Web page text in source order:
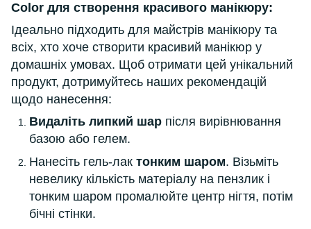
Color для створення красивого манікюру:
Ідеально підходить для майстрів манікюру та
всіх, хто хоче створити красивий манікюр у
домашніх умовах. Щоб отримати цей унікальний
продукт, дотримуйтесь наших рекомендацій
щодо нанесення:
Видаліть липкий шар після вирівнювання
базою або гелем.
Нанесіть гель-лак тонким шаром. Візьміть
невелику кількість матеріалу на пензлик і
тонким шаром промалюйте центр нігтя, потім
бічні стінки.